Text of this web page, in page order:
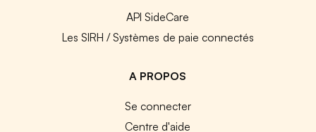
API SideCare
Les SIRH / Systèmes de paie connectés
A PROPOS
Se connecter
Centre d'aide